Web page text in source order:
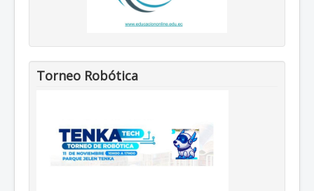
Torneo Robótica